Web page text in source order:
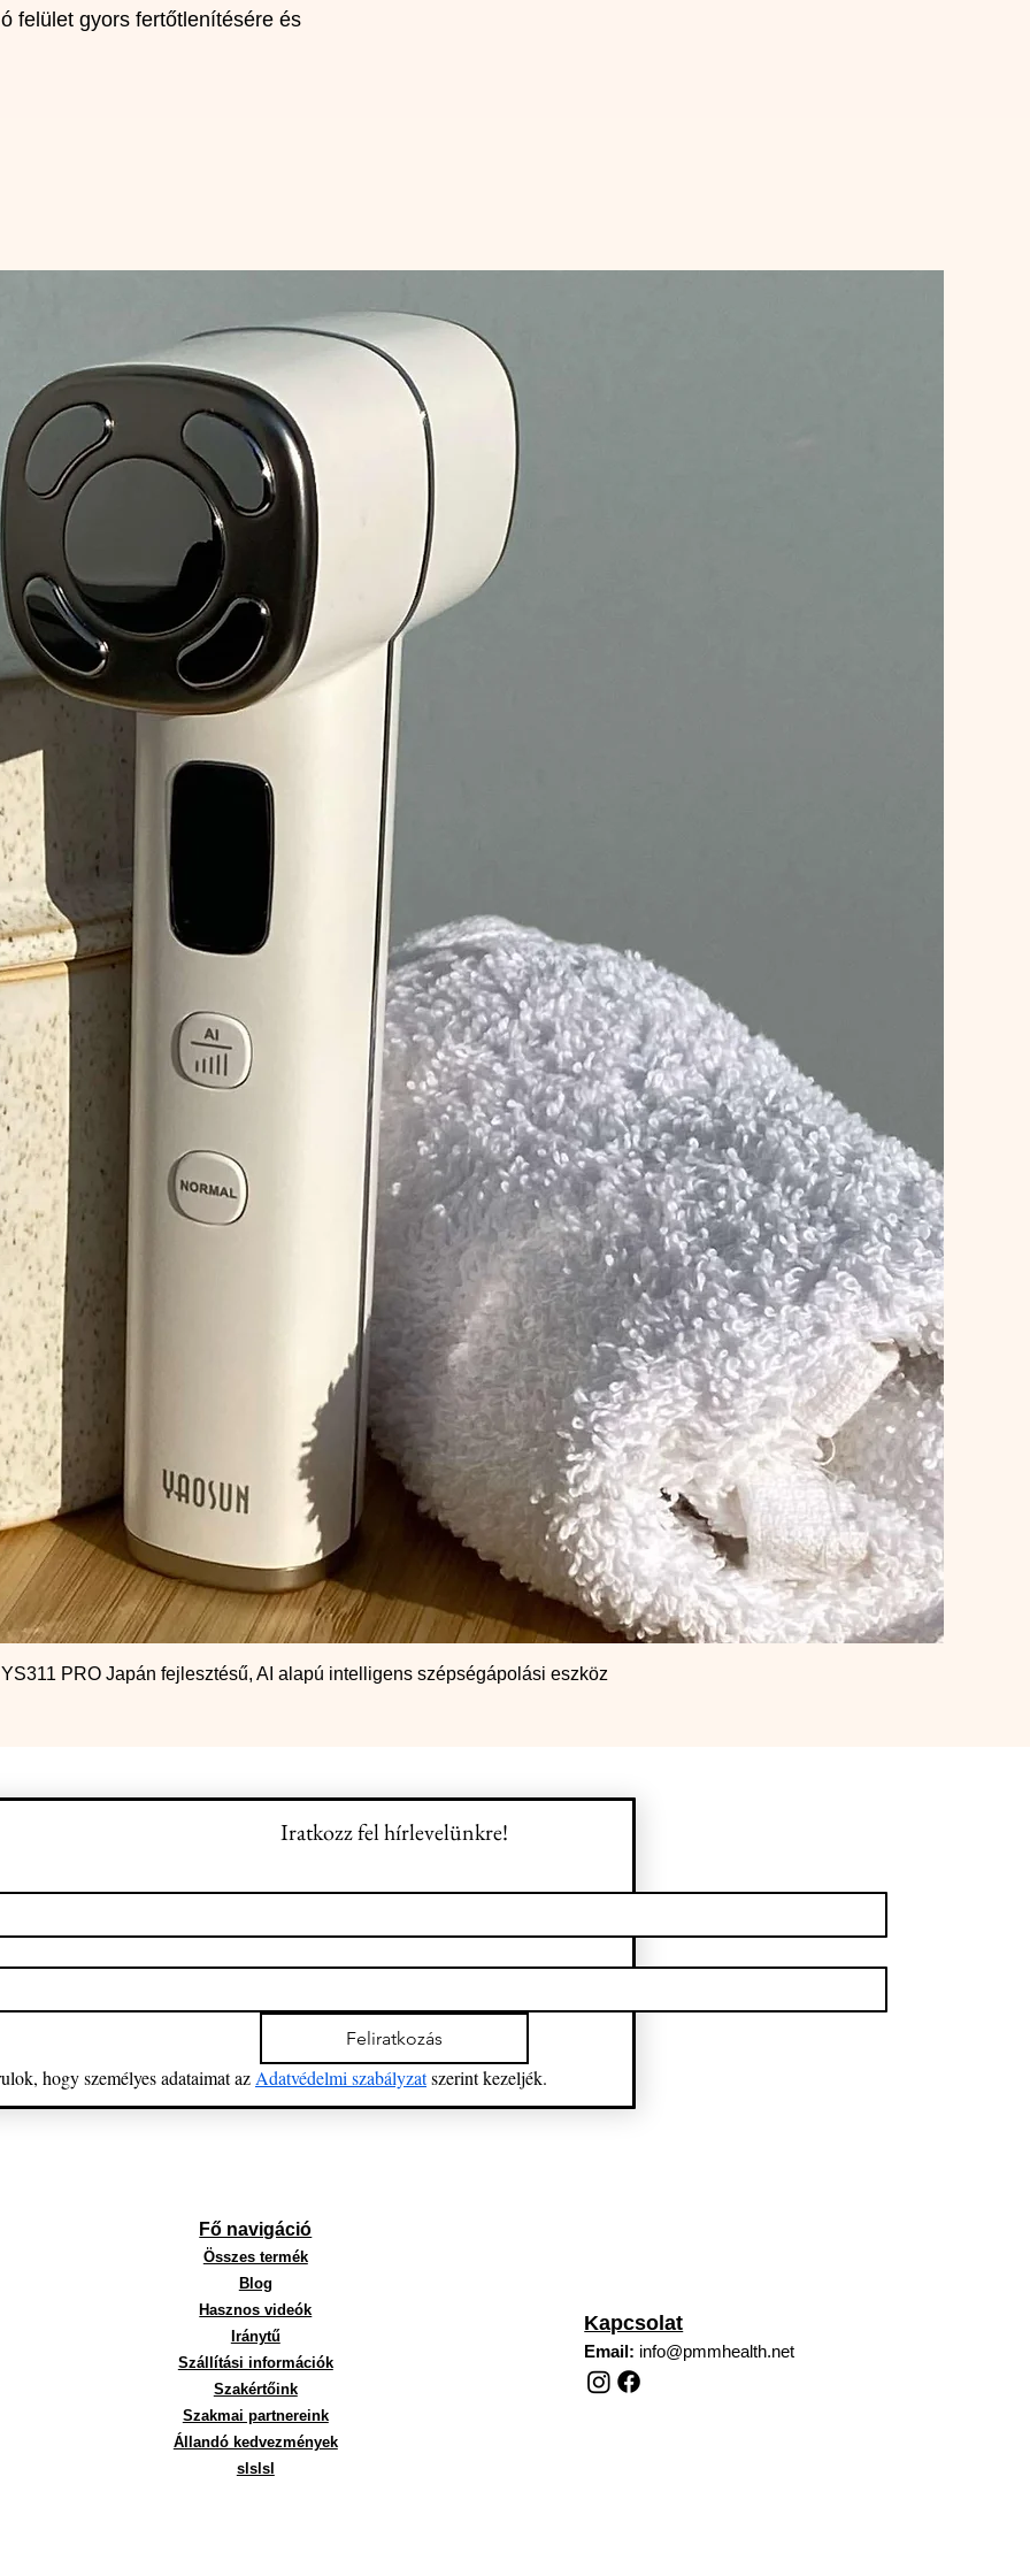
felület gyors fertőtlenítésére és
PRO Japán fejlesztésű, AI alapú intelligens szépségápolási eszköz
Iratkozz fel hírlevelünkre!
Feliratkozás
hogy személyes adataimat az Adatvédelmi szabályzat szerint kezeljék.
Fő navigáció
Összes termék
Blog
Hasznos videók
Iránytű
Szállítási információk
Szakértőink
Szakmai partnereink
Állandó kedvezmények
slslsl
Kapcsolat
Email: info@pmmhealth.net